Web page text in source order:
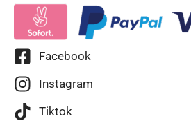
Facebook
Instagram
Tiktok